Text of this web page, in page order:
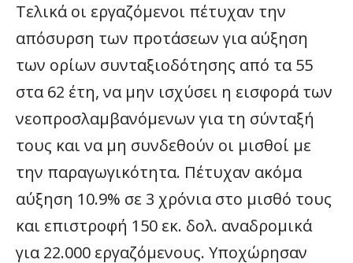
Τελικά οι εργαζόμενοι πέτυχαν την
απόσυρση των προτάσεων για αύξηση
των ορίων συνταξιοδότησης από τα 55
στα 62 έτη, να μην ισχύσει η εισφορά των
νεοπροσλαμβανόμενων για τη σύνταξή
τους και να μη συνδεθούν οι μισθοί με
την παραγωγικότητα. Πέτυχαν ακόμα
αύξηση 10.9% σε 3 χρόνια στο μισθό τους
και επιστροφή 150 εκ. δολ. αναδρομικά
για 22.000 εργαζόμενους. Υποχώρησαν